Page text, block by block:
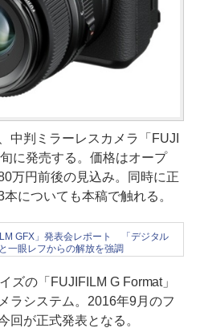
中判ミラーレスカメラ「FUJI
に発売する。価格はオープ
万円前後の見込み。同時に正
についても本稿で触れる。
GFX」発表会レポート 「デジタル
一眼レフからの解放を強調
ズの「FUJIFILM G Format」
ラシステム。2016年9月のフ
回が正式発表となる。